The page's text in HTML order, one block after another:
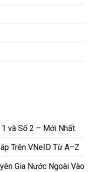
1 và Số 2 – Mới Nhất
Trên VNeID Từ A–Z
Gia Nước Ngoài Vào